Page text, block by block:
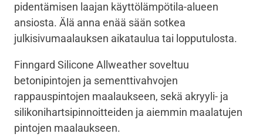
pidentämisen laajan käyttölämpötila-alueen
ansiosta. Älä anna enää sään sotkea
julkisivumaalauksen aikataulua tai lopputulosta.
Finngard Silicone Allweather soveltuu
betonipintojen ja sementtivahvojen
rappauspintojen maalaukseen, sekä akryyli- ja
silikonihartsipinnoitteiden ja aiemmin maalatujen
pintojen maalaukseen.